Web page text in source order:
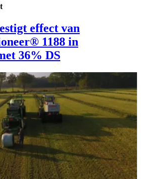
effect van
1188 in
36% DS